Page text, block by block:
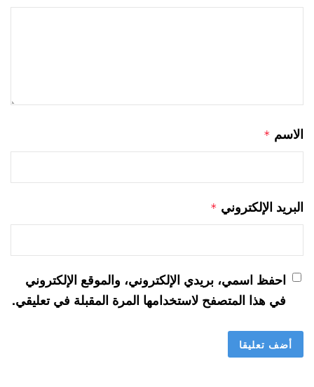
الاسم *
البريد الإلكتروني *
احفظ اسمي، بريدي الإلكتروني، والموقع الإلكتروني
في هذا المتصفح لاستخدامها المرة المقبلة في تعليقي.